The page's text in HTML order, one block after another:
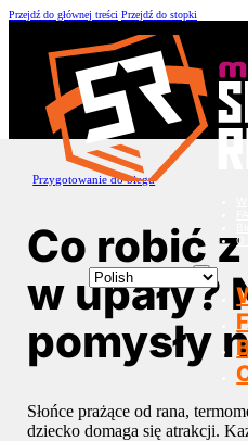
Przejdź do głównej treści Przejdź do stopki
O
Przygotowanie do biegu
Co robić
w upały?
pomysły
Słońce prażące od rana,
dziecko domaga się atrakcji.